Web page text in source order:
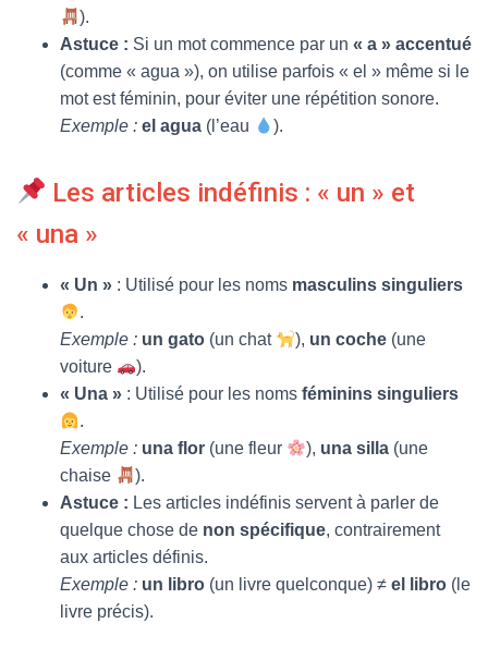
).
Astuce : Si un mot commence par un « a » accentué
(comme « agua »), on utilise parfois « el » même si le
mot est féminin, pour éviter une répétition sonore.
Exemple : el agua (l’eau ).
Les articles indéfinis : « un » et
« una »
« Un » : Utilisé pour les noms masculins singuliers
.
Exemple : un gato (un chat ), un coche (une
voiture
).
« Una » : Utilisé pour les noms féminins singuliers
.
Exemple : una flor (une fleur ), una silla (une
chaise
).
Astuce : Les articles indéfinis servent à parler de
quelque chose de non spécifique, contrairement
aux articles définis.
Exemple : un libro (un livre quelconque) ≠ el libro (le
livre précis).